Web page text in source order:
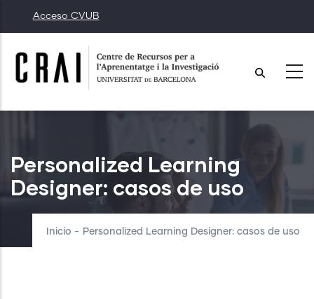
al
contenido
principal
Acceso CVUB
Personalized Learning
Designer: casos de uso
Inicio - Personalized Learning Designer: casos de uso